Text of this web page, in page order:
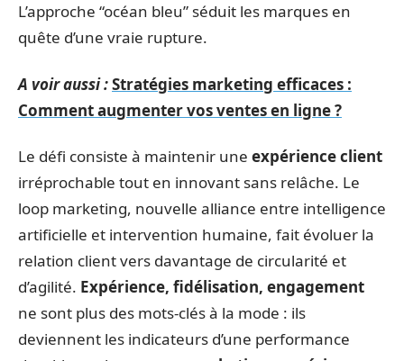
L’approche “océan bleu” séduit les marques en
quête d’une vraie rupture.
A voir aussi :Stratégies marketing efficaces :
Comment augmenter vos ventes en ligne ?
Le défi consiste à maintenir une expérience client
irréprochable tout en innovant sans relâche. Le
loop marketing, nouvelle alliance entre intelligence
artificielle et intervention humaine, fait évoluer la
relation client vers davantage de circularité et
d’agilité. Expérience, fidélisation, engagement
ne sont plus des mots-clés à la mode : ils
deviennent les indicateurs d’une performance